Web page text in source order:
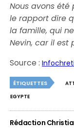
Nous avons
le rapport dire
la famille, qui
Nevin, car il est
Source :
ÉTIQUETTES
EGYPTE
Rédaction